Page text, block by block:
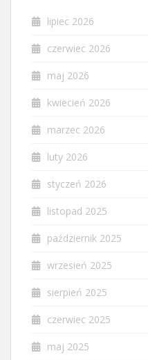
lipiec 2026
czerwiec 2026
maj 2026
kwiecień 2026
marzec 2026
luty 2026
styczeń 2026
listopad 2025
październik 2025
wrzesień 2025
sierpień 2025
czerwiec 2025
maj 2025